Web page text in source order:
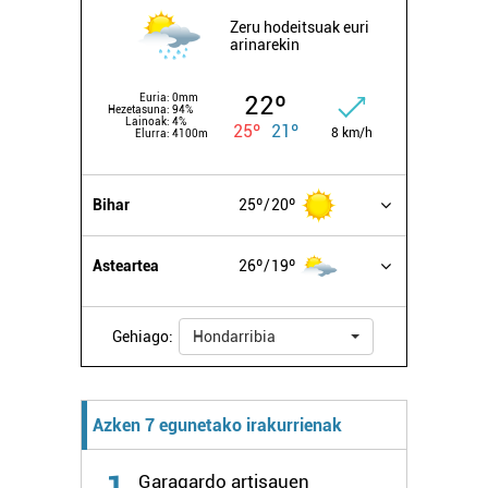
zerbitzuak hobetzeko asmoz, cookie teknologiaz
baliatzen gara. Ohar hau onartuz gero, teknologia hori
erabiltzeko baimen esplizitua ematen diguzu.
Zeru hodeitsuak euri
arinarekin
Euria: 0mm
Hezetasuna: 94%
Lainoak: 4%
Elurra: 4100m
22º
25º 21º 8 km/h
Bihar 25º 20º
Asteartea 26º 19º
Gehiago: Hondarribia
Azken 7 egunetako irakurrienak
Garagardo artisauen